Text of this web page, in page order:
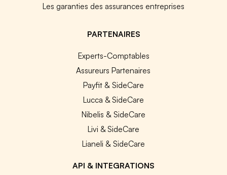
Les garanties des assurances entreprises
PARTENAIRES
Experts-Comptables
Assureurs Partenaires
Payfit & SideCare
Lucca & SideCare
Nibelis & SideCare
Livi & SideCare
Lianeli & SideCare
API & INTEGRATIONS